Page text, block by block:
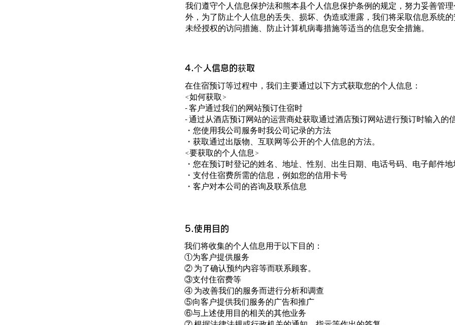
我们遵守个人信息保护法和熊本县个人信息保护条例的规定，努力妥善管
外，为了防止个人信息的丢失、损坏、伪造或泄露，我们将采取信息系统
未经授权的访问措施、防止计算机病毒措施等适当的信息安全措施。
4.个人信息的获取
在住宿预订等过程中，我们主要通过以下方式获取您的个人信息：
<如何获取>
- 客户通过我们的网站预订住宿时
- 通过从酒店预订网站的运营商处获取通过酒店预订网站进行预订时输入的信
・您使用我公司服务时我公司记录的方法
・获取通过出版物、互联网等公开的个人信息的方法。
<要获取的个人信息>
・您在预订时登记的姓名、地址、性别、出生日期、电话号码、电子邮件地
・支付住宿费所需的信息，例如您的信用卡号
・客户对本公司的咨询及联系信息
5.使用目的
我们将收集的个人信息用于以下目的：
①为客户提供服务
② 为了确认预约内容等而联系顾客。
③支付住宿费等
④ 为改善我们的服务而进行分析和调查
⑤向客户提供我们服务的广告和推广
⑥与上述使用目的相关的其他业务